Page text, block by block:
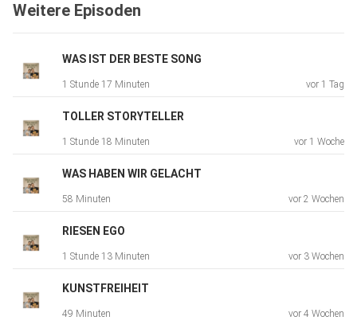
Weitere Episoden
WAS IST DER BESTE SONG
1 Stunde 17 Minuten vor 1 Tag
TOLLER STORYTELLER
1 Stunde 18 Minuten vor 1 Woche
WAS HABEN WIR GELACHT
58 Minuten vor 2 Wochen
RIESEN EGO
1 Stunde 13 Minuten vor 3 Wochen
KUNSTFREIHEIT
49 Minuten vor 4 Wochen